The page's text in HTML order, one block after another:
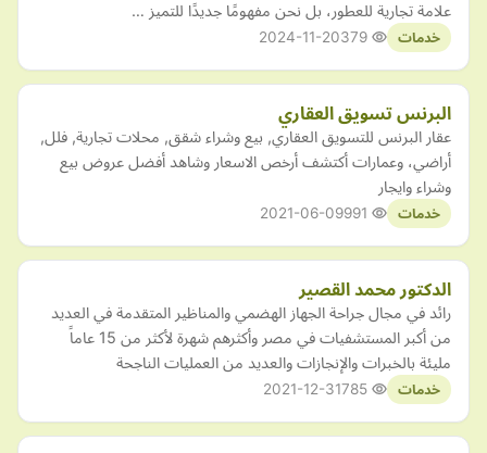
علامة تجارية للعطور، بل نحن مفهومًا جديدًا للتميز …
خدمات 2024-11-20
البرنس تسويق العقاري
عقار البرنس للتسويق العقاري, بيع وشراء شقق, محلات تجارية, فلل,
أراضي، وعمارات أكتشف أرخص الاسعار وشاهد أفضل عروض بيع
وشراء وايجار
خدمات 2021-06-09
الدكتور محمد القصير
رائد في مجال جراحة الجهاز الهضمي والمناظير المتقدمة في العديد
من أكبر المستشفيات في مصر وأكثرهم شهرة لأكثر من 15 عاماً
مليئة بالخبرات والإنجازات والعديد من العمليات الناجحة
خدمات 2021-12-31